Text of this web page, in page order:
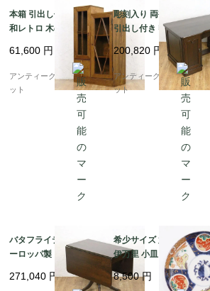
本箱 引出し付き書棚 昭
和レトロ 木の温もり ナ
チュラル シンプル 小ぶ
り 隙間家具 かわいい
日本製 明るめブラウン
61,600 円
アンティークブルーパロ
ット
彫刻入り 両袖机 書斎机
引出し付き 収納付き 重
厚感 日本製 おしゃれ
アンティークデスク
200,820 円
アンティークブルーパロ
ット
バタフライテーブル ヨ
ーロッパ製 クルミ材 ウ
ォルナット 木製 アンテ
ィーク 伸長式
271,040 円
希少サイズ 六寸 色絵
伊万里 小皿 取り皿 菓
子皿 アンティーク 骨董
和食器 カラフル（鳳
8,500円